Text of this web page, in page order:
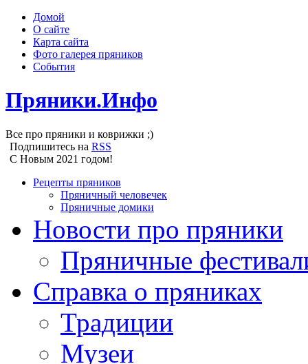
Домой
О сайте
Карта сайта
Фото галерея пряников
События
Пряники.Инфо
Все про пряники и коврижки ;)
Подпишитесь на RSS
С Новым 2021 годом!
Рецепты пряников
Пряничный человечек
Пряничные домики
Новости про пряники
Пряничные
Справка о пряниках
Традиции
Музеи